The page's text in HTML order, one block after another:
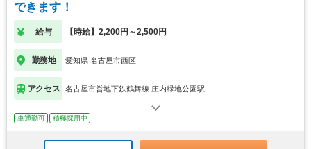
できます！
給与 【時給】2,200円～2,500円
勤務地 愛知県 名古屋市西区
アクセス 名古屋市営地下鉄鶴舞線 庄内緑地公園駅
車通勤可 積極採用中